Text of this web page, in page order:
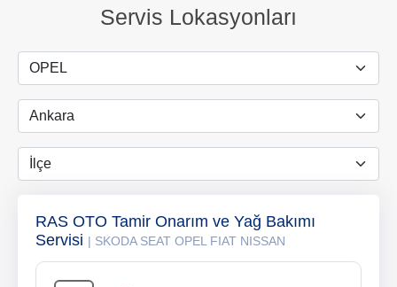
Servis Lokasyonları
RAS OTO Tamir Onarım ve Yağ Bakımı
Servisi | SKODA SEAT OPEL FIAT NISSAN